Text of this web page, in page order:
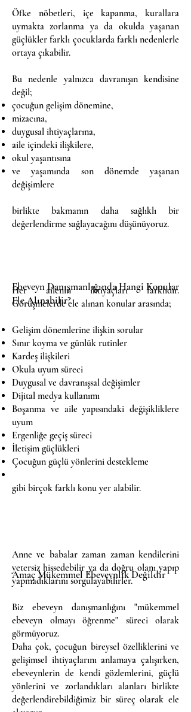
Öfke nöbetleri, içe kapanma, kurallara
uymakta zorlanma ya da okulda yaşanan
güçlükler farklı çocuklarda farklı nedenlerle
ortaya çıkabilir.
Bu nedenle yalnızca davranışın kendisine
değil;
çocuğun gelişim dönemine,
mizacına,
duygusal ihtiyaçlarına,
aile içindeki ilişkilere,
okul yaşantısına
ve yaşamında son dönemde yaşanan
değişimlere
birlikte bakmanın daha sağlıklı bir
değerlendirme sağlayacağını düşünüyoruz.
Her ailenin ihtiyaçları farklıdır.
Görüşmelerde ele alınan konular arasında;
Gelişim dönemlerine ilişkin sorular
Sınır koyma ve günlük rutinler
Kardeş ilişkileri
Okula uyum süreci
Duygusal ve davranışsal değişimler
Dijital medya kullanımı
Boşanma ve aile yapısındaki değişikliklere
uyum
Ergenliğe geçiş süreci
İletişim güçlükleri
Çocuğun güçlü yönlerini destekleme
gibi birçok farklı konu yer alabilir.
Anne ve babalar zaman zaman kendilerini
yetersiz hissedebilir ya da doğru olanı yapıp
yapmadıklarını sorgulayabilirler.
Biz ebeveyn danışmanlığını "mükemmel
ebeveyn olmayı öğrenme" süreci olarak
görmüyoruz.
Daha çok, çocuğun bireysel özelliklerini ve
gelişimsel ihtiyaçlarını anlamaya çalışırken,
ebeveynlerin de kendi gözlemlerini, güçlü
yönlerini ve zorlandıkları alanları birlikte
değerlendirebildiğimiz bir süreç olarak ele
Ebeveyn Danışmanlığında Hangi Konular
Ele Alınabilir?
Amaç Mükemmel Ebeveynlik Değildir